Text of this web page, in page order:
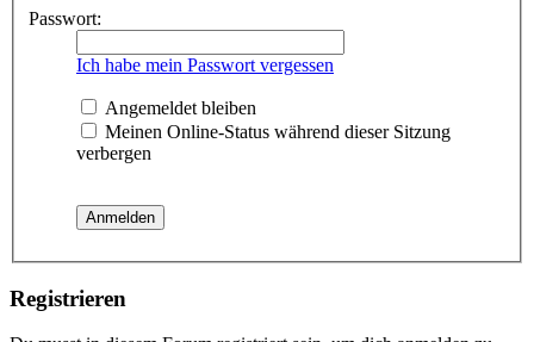
Passwort:
Ich habe mein Passwort vergessen
Angemeldet bleiben
Meinen Online-Status während dieser Sitzung
verbergen
Registrieren